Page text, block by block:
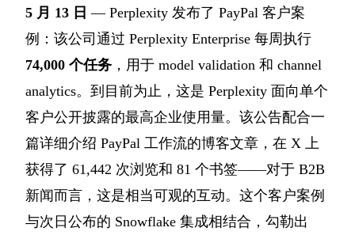
5 月 13 日 — Perplexity 发布了 PayPal 客户案
例：该公司通过 Perplexity Enterprise 每周执行
74,000 个任务 ，用于 model validation 和 channel
analytics。到目前为止，这是 Perplexity 面向单个
客户公开披露的最高企业使用量。该公告配合一
篇详细介绍 PayPal 工作流的博客文章，在 X 上
获得了 61,442 次浏览和 81 个书签——对于 B2B
新闻而言，这是相当可观的互动。这个客户案例
与次日公布的 Snowflake 集成相结合，勾勒出